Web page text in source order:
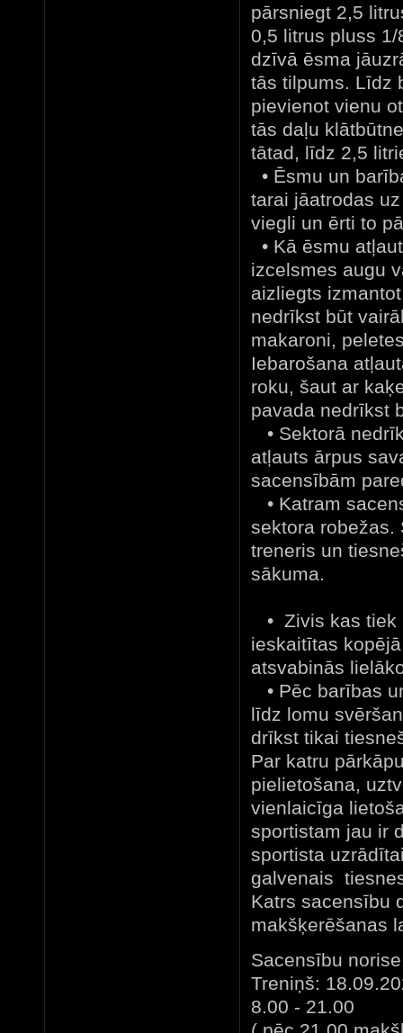
pārsniegt 2,5
0,5 litrus pluss
dzīvā ēsma
tās tilpums. Līdz
pievienot vienu
tās daļu
tātad, līdz 2,5
• Ēsmu un
tarai jāatrodas
viegli un ērti to
• Kā ēsmu
izcelsmes augu
aizliegts
nedrīkst būt
makaroni,
Iebarošana
roku, šaut ar
pavada nedrīkst
• Sektorā
atļauts ārpus
sacensībām
• Katram
sektora robežas.
treneris un
sākuma.
• Zivis kas tiek
ieskaitītas
atsvabinās
• Pēc barības
līdz lomu
drīkst tikai
Par katru
pielietošana,
vienlaicīga
sportistam jau ir
sportista
galvenais
Katrs sacensību
makšķerēšanas
Sacensību
Treniņš:
8.00 - 21.00